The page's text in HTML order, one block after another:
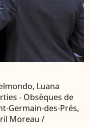
Luana
- Obsèques de
Germain-des-Prés,
Moreau /